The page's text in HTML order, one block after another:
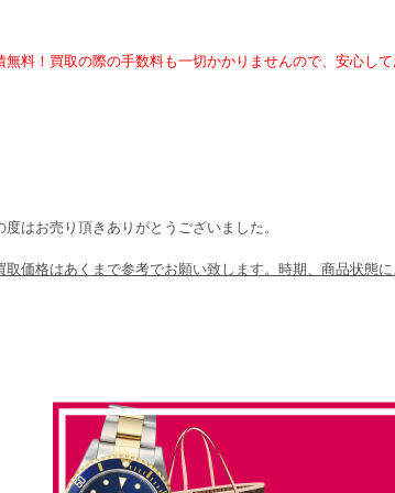
無料！買取の際の手数料も一切かかりませんので、安心し
度はお売り頂きありがとうございました。
価格はあくまで参考でお願い致します。時期、商品状態に